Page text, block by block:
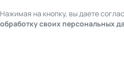
Нажимая на кнопку, вы даете
обработку своих персональных